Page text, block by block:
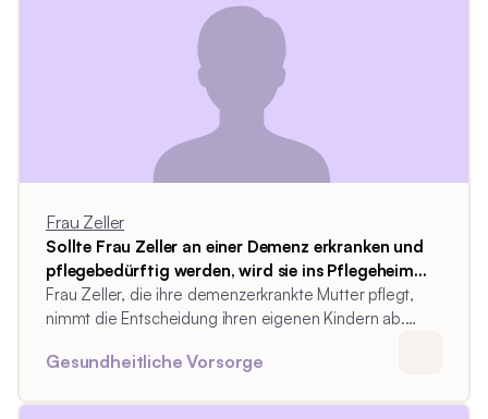
Frau Zeller
Sollte Frau Zeller an einer Demenz erkranken und
pflegebedürftig werden, wird sie ins Pflegeheim
ziehen.
Frau Zeller, die ihre demenzerkrankte Mutter pflegt,
nimmt die Entscheidung ihren eigenen Kindern ab.
pflegebedürftig werden, wird sie ins Pflegeheim ziehen.
Gesundheitliche Vorsorge